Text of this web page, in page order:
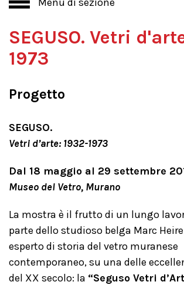
SEGUSO. Vetri
1973
Progetto
SEGUSO.
Vetri d’arte: 1932-1973
Dal 18 maggio al 29 settembre
Museo del Vetro, Murano
La mostra è il frutto di un lungo
parte dello studioso belga Marc
esperto di storia del vetro muranese
contemporaneo, su una delle
del XX secolo: la “Seguso Vetri